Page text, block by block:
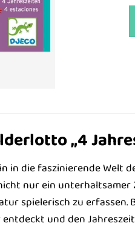
„4
in die faszinierende Welt
nur ein unterhaltsamer
spielerisch zu erfassen.
und den